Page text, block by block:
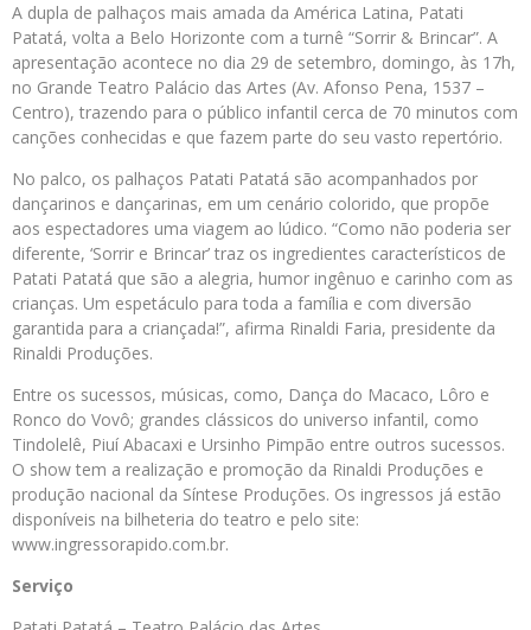
A dupla de palhaços mais amada da América Latina, Patati
Patatá, volta a Belo Horizonte com a turnê “Sorrir & Brincar”. A
apresentação acontece no dia 29 de setembro, domingo, às 17h,
no Grande Teatro Palácio das Artes (Av. Afonso Pena, 1537 –
Centro), trazendo para o público infantil cerca de 70 minutos com
canções conhecidas e que fazem parte do seu vasto repertório.
No palco, os palhaços Patati Patatá são acompanhados por
dançarinos e dançarinas, em um cenário colorido, que propõe
aos espectadores uma viagem ao lúdico. “Como não poderia ser
diferente, ‘Sorrir e Brincar’ traz os ingredientes característicos de
Patati Patatá que são a alegria, humor ingênuo e carinho com as
crianças. Um espetáculo para toda a família e com diversão
garantida para a criançada!”, afirma Rinaldi Faria, presidente da
Rinaldi Produções.
Entre os sucessos, músicas, como, Dança do Macaco, Lôro e
Ronco do Vovô; grandes clássicos do universo infantil, como
Tindolelê, Piuí Abacaxi e Ursinho Pimpão entre outros sucessos.
O show tem a realização e promoção da Rinaldi Produções e
produção nacional da Síntese Produções. Os ingressos já estão
disponíveis na bilheteria do teatro e pelo site:
www.ingressorapido.com.br.
Serviço